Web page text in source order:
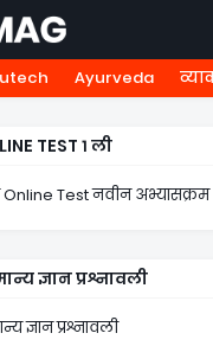
नवोदय NMMS
Ayurveda
TEST १ ली
Online Test नवीन अभ्यासक्रम
ज्ञान प्रश्नावली
ज्ञान प्रश्नावली